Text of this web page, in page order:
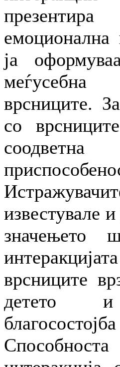
емоционална
ја
врсниците.
со
соодветна
известувале
значењето
врсниците
детето и